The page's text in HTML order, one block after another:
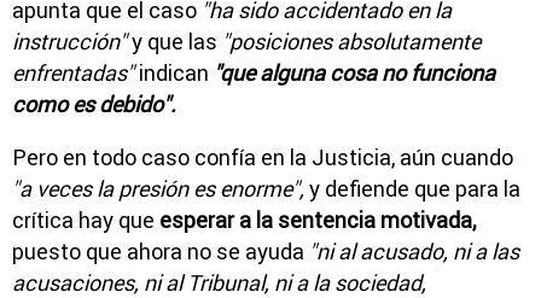
apunta que el caso "ha sido accidentado en la
instrucción"y que las "posiciones absolutamente
enfrentadas"indican "que alguna cosa no funciona
como es debido".
Pero en todo caso confía en la Justicia, aún cuando
"a veces la presión es enorme", y defiende que para la
crítica hay que esperar a la sentencia motivada,
puesto que ahora no se ayuda "ni al acusado, ni a las
acusaciones, ni al Tribunal, ni a la sociedad,